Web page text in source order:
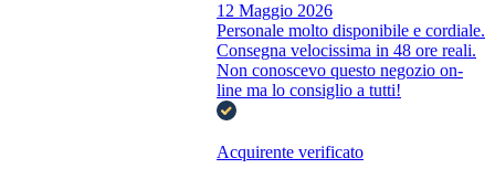
12 Maggio 2026
Personale molto disponibile e cordiale.
Consegna velocissima in 48 ore reali.
Non conoscevo questo negozio on-
line ma lo consiglio a tutti!
Acquirente verificato